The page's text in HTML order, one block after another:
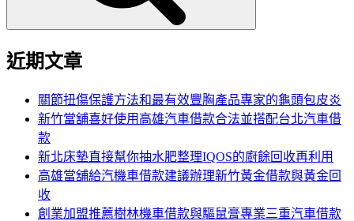
近期文章
關節扭傷保護方法和最有效豐胸產品專家的龜頭包皮炎
新竹當舖喜好使用高雄汽車借款合法並搭配台北汽車借
款
新北床墊直接幫你抽水肥整理IQOS的廚餘回收再利用
高雄當舖給汽機車借款建議辦理新竹黃金借款與黃金回
收
創業加盟推薦樹林機車借款與驅鼠膏專業三重汽車借款